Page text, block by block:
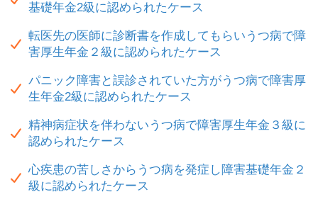
基礎年金2級に認められたケース
転医先の医師に診断書を作成してもらいうつ病で障
害厚生年金２級に認められたケース
パニック障害と誤診されていた方がうつ病で障害厚
生年金2級に認められたケース
精神病症状を伴わないうつ病で障害厚生年金３級に
認められたケース
心疾患の苦しさからうつ病を発症し障害基礎年金２
級に認められたケース